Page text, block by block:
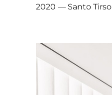
2020 — Santo Tirso